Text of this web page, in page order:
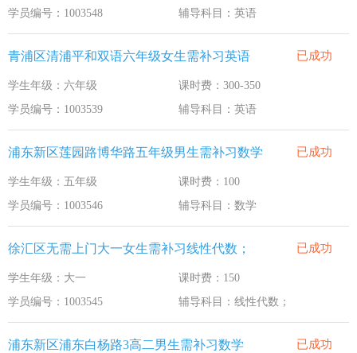
学员编号：1003548
辅导科目：英语
青浦区清浦平和双语六年级女生需补习英语 已成功
学生年级：六年级
课时费：300-350
学员编号：1003539
辅导科目：英语
浦东新区莲园路博华路五年级男生需补习数学 已成功
学生年级：五年级
课时费：100
学员编号：1003546
辅导科目：数学
徐汇区无需上门大一女生需补习线性代数； 已成功
学生年级：大一
课时费：150
学员编号：1003545
辅导科目：线性代数；
浦东新区浦东白杨路3高二男生需补习数学 已成功